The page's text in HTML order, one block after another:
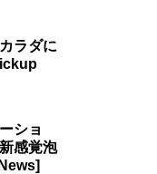
ラダに
ショ
感覚泡